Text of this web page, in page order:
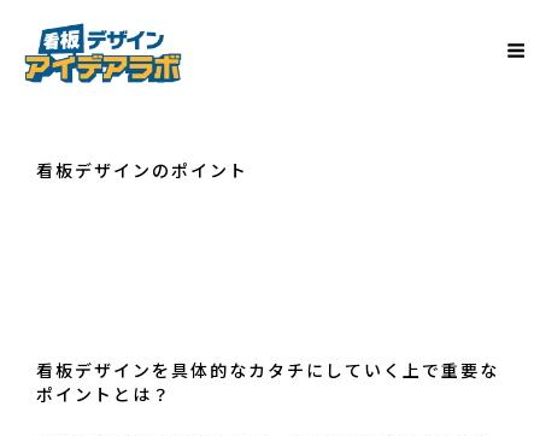
看板デザインのポイント
看板デザインを具体的なカタチにしていく上で重要な
ポイントとは？